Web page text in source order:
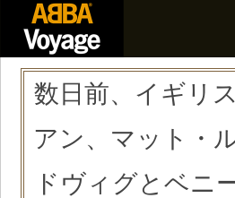
数日前、イギリ
アン、マット・
ドヴィグとベニ